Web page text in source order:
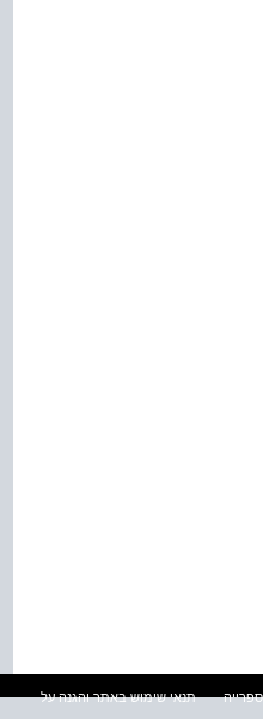
תנאי שימוש באתר והגנה על